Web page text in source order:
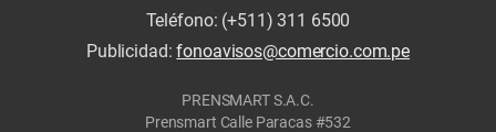
Teléfono: (+511) 311 6500
Publicidad:fonoavisos@comercio.com.pe
PRENSMART S.A.C.
Prensmart Calle Paracas #532